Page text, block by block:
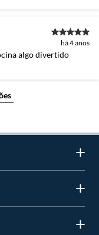
há 4 anos
algo divertido